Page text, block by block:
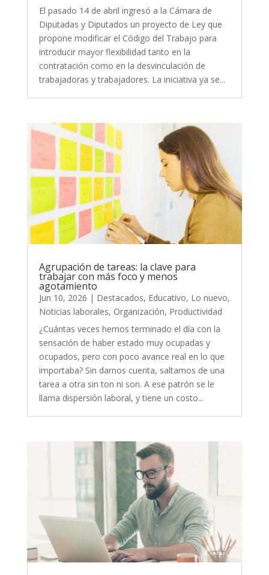
El pasado 14 de abril ingresó a la Cámara de
Diputadas y Diputados un proyecto de Ley que
propone modificar el Código del Trabajo para
introducir mayor flexibilidad tanto en la
contratación como en la desvinculación de
trabajadoras y trabajadores. La iniciativa ya se...
Agrupación de tareas: la clave para
trabajar con más foco y menos
agotamiento
Jun 10, 2026 | Destacados, Educativo, Lo nuevo,
Noticias laborales, Organización, Productividad
¿Cuántas veces hemos terminado el día con la
sensación de haber estado muy ocupadas y
ocupados, pero con poco avance real en lo que
importaba? Sin darnos cuenta, saltamos de una
tarea a otra sin ton ni son. A ese patrón se le
llama dispersión laboral, y tiene un costo...